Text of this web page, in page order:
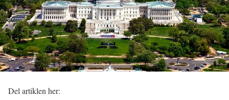
Del artiklen her: